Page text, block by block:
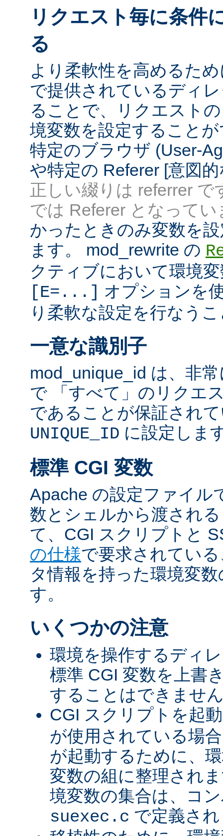
リクエスト毎に条件
る
より柔軟性を高めるた
で提供されているディ
ることで、リクエスト
境変数を設定すること
特定のブラウザ (User-
や特定の Referer [意図
正しい綴りは referrer で
では Referer となってい
かったときのみ変数を
ます。 mod_rewrite の
クティブにおいて環境
[E=...] オプションを
り柔軟な設定を行なう
一意な識別子
mod_unique_id は、非
で 「すべて」のリクエ
であることが保証され
UNIQUE_ID に設定しま
標準 CGI 変数
Apache の設定ファイル
数とシェルから渡され
て、CGI スクリプトと
の仕様で要求されてい
タ情報を持った環境変
す。
いくつかの注意
環境を操作するディ
標準 CGI 変数を上書
することはできませ
CGI スクリプトを起
が使用されている場
が起動するために、
変数の組に整理され
境変数の集合は、コ
suexec.c で定義さ